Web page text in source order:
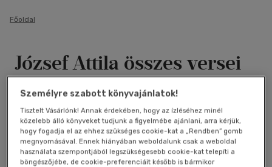
Főoldal
József Attila összes versei
I-II. kötet (A magyar
költészet kincsestára 53-
54.)
Lator László (szerk.)
Személyre szabott könyvajánlatok!
Tisztelt Vásárlónk! Annak érdekében, hogy az ízléséhez minél
közelebb álló könyveket tudjunk a figyelmébe ajánlani, arra kérjük,
hogy fogadja el az ehhez szükséges cookie-kat a „Rendben” gomb
megnyomásával. Ennek hiányában weboldalunk csak a weboldal
használata szempontjából legszükségesebb cookie-kat telepíti a
böngészőjébe, de cookie-preferenciáit később is bármikor